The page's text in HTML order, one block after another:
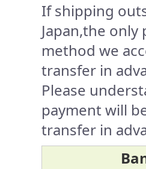
If shipping
Japan,the only
method we
transfer in
Please
payment will
transfer in